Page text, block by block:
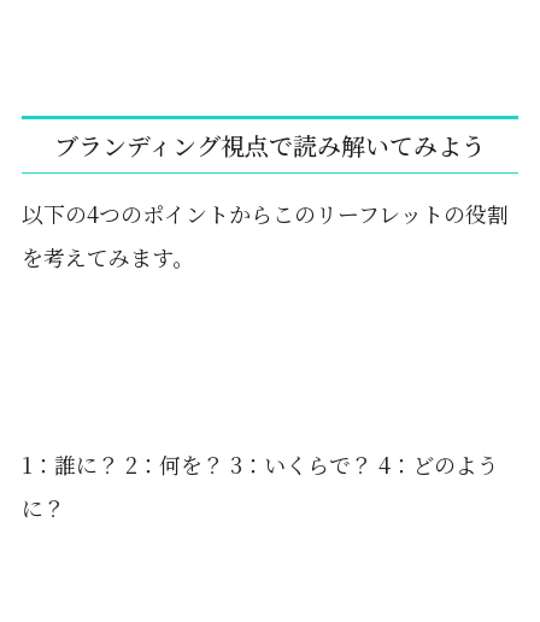
ブランディング視点で読み解いてみよう
以下の4つのポイントからこのリーフレットの役割
を考えてみます。
1：誰に？ 2：何を？ 3：いくらで？ 4：どのよう
に？